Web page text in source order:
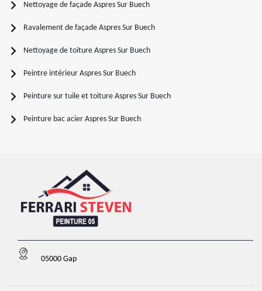
Nettoyage de façade Aspres Sur Buech
Ravalement de façade Aspres Sur Buech
Nettoyage de toiture Aspres Sur Buech
Peintre intérieur Aspres Sur Buech
Peinture sur tuile et toiture Aspres Sur Buech
Peinture bac acier Aspres Sur Buech
05000 Gap